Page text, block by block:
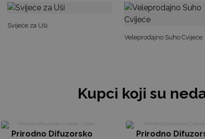
Svijeće za Uši
Veleprodajno Suho Cvijeće
Kupci koji su
Prirodno Difuzorsko
Prirodno